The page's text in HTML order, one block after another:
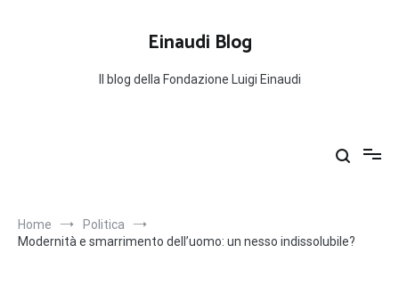
Einaudi Blog
Il blog della Fondazione Luigi Einaudi
Home
Politica
Modernità e smarrimento dell’uomo: un nesso indissolubile?